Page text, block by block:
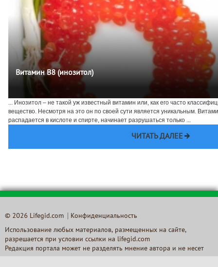
Витамин В8 (инозитол)
... Инозитол – не такой уж известный витамин или, как его часто
вещество. Несмотря на это он по своей сути является уникальным.
распадается в кислоте и спирте, начинает разрушаться только ...
ЧИТАТЬ ДАЛЕЕ
© 2026 Lifegid.com Конфиденциальность
Использование любых материалов, размещенных на сайте,
разрешается при условии ссылки на lifegid.com
Редакция портала может не разделять мнение автора и не несет